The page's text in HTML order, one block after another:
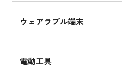
ウェアラブル端末
電動工具